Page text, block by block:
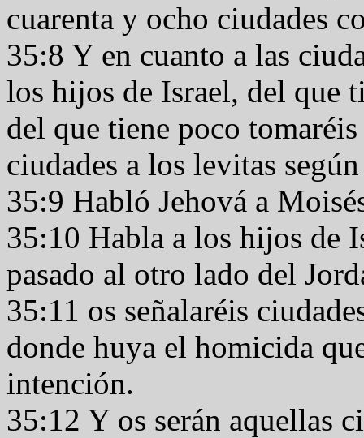
cuarenta y ocho ciudades
35:8 Y en cuanto a las
los hijos de Israel, del que
del que tiene poco
ciudades a los levitas
35:9 Habló Jehová a
35:10 Habla a los hijos de
pasado al otro lado del
35:11 os señalaréis
donde huya el homicida
intención.
35:12 Y os serán aquellas